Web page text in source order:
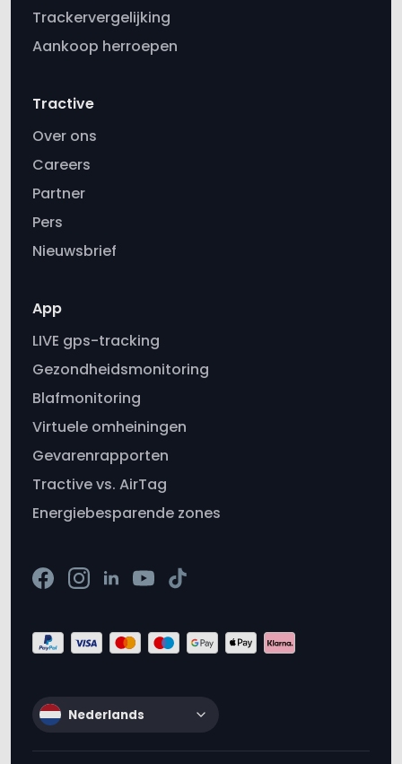
Trackervergelijking
Aankoop herroepen
Tractive
Over ons
Careers
Partner
Pers
Nieuwsbrief
App
LIVE gps-tracking
Gezondheidsmonitoring
Blafmonitoring
Virtuele omheiningen
Gevarenrapporten
Tractive vs. AirTag
Energiebesparende zones
Nederlands